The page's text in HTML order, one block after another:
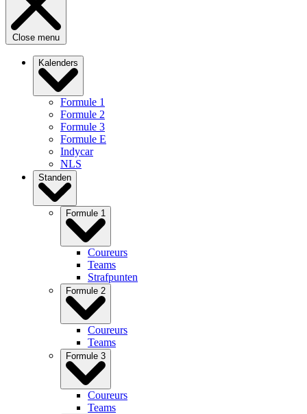
Close menu
Kalenders
Formule 1
Formule 2
Formule 3
Formule E
Indycar
NLS
Standen
Formule 1
Coureurs
Teams
Strafpunten
Formule 2
Coureurs
Teams
Formule 3
Coureurs
Teams